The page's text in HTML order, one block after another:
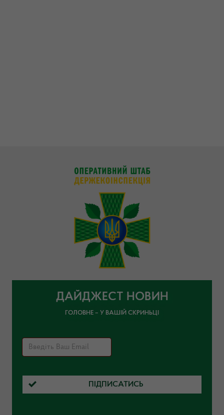
ДАЙДЖЕСТ НОВИН
ГОЛОВНЕ – У ВАШІЙ СКРИНЬЦІ
ПІДПИСАТИСЬ